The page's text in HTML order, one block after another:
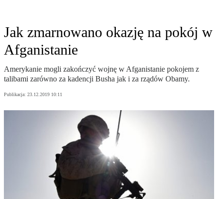
Jak zmarnowano okazję na pokój w
Afganistanie
Amerykanie mogli zakończyć wojnę w Afganistanie pokojem z
talibami zarówno za kadencji Busha jak i za rządów Obamy.
Publikacja: 23.12.2019 10:11